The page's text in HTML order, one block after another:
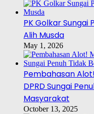
PK Golkar Sungai
Alih Musda
May 1, 2026
Pembahasan
DPRD Sungai
Masyarakat
October 13, 2025